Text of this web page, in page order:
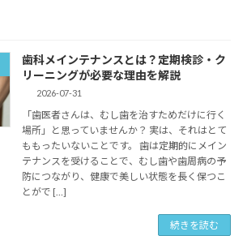
歯科メインテナンスとは？定期検診・ク
リーニングが必要な理由を解説
2026-07-31
「歯医者さんは、むし歯を治すためだけに行く
場所」と思っていませんか？ 実は、それはとて
ももったいないことです。 歯は定期的にメイン
テナンスを受けることで、むし歯や歯周病の予
防につながり、健康で美しい状態を長く保つこ
とがで […]
続きを読む